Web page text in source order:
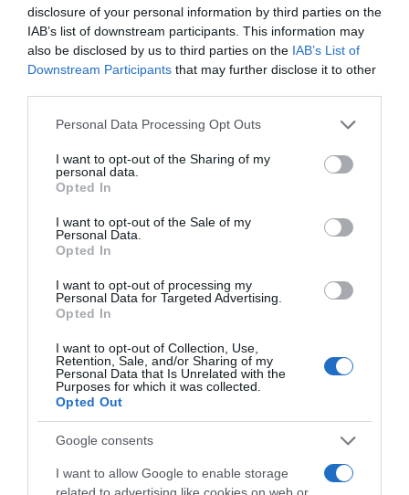
disclosure of your personal information by third parties on the
IAB’s list of downstream participants. This information may
also be disclosed by us to third parties on the IAB’s List of
Downstream Participants that may further disclose it to other
Please note that this website/app uses one or more Google
not limited to your visit or usage behaviour. You may click to
grant or deny consent to Google and its third-party tags to
use your data for below specified purposes in below Google
consent section.
Personal Data Processing Opt Outs
I want to opt-out of the Sharing of my
personal data.
Opted In
I want to opt-out of the Sale of my
Personal Data.
Opted In
I want to opt-out of processing my
Personal Data for Targeted Advertising.
Opted In
I want to opt-out of Collection, Use,
Retention, Sale, and/or Sharing of my
Personal Data that Is Unrelated with the
Purposes for which it was collected.
Opted Out
Google consents
I want to allow Google to enable storage
related to advertising like cookies on web or
Email*
Website
Save my name, email, and website in this browser
for the next time I comment.
ALTE FILME